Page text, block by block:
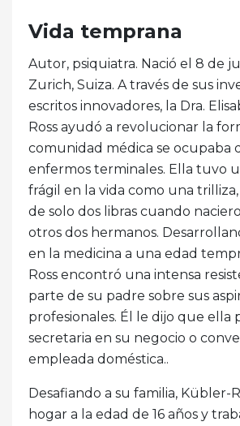
Vida temprana
Autor, psiquiatra. Nació el 8 de
Zurich, Suiza. A través de sus
escritos innovadores, la Dra.
Ross ayudó a revolucionar la
comunidad médica se ocupaba
enfermos terminales. Ella tuvo
frágil en la vida como una
de solo dos libras cuando
otros dos hermanos.
en la medicina a una edad
Ross encontró una intensa
parte de su padre sobre sus
profesionales. Él le dijo que ella
secretaria en su negocio o
empleada doméstica..
Desafiando a su familia, Kübler-
hogar a la edad de 16 años y